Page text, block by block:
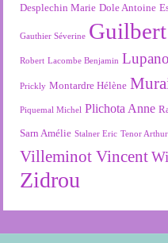
Desplechin Marie Dole Antoine
Gauthier Séverine
Robert Lacombe Benjamin
Prickly Montardre Hélène
Piquemal Michel Plichota Anne
Sarn Amélie Stalner Eric Tenor Arthur
Villeminot Vincent
Zidrou